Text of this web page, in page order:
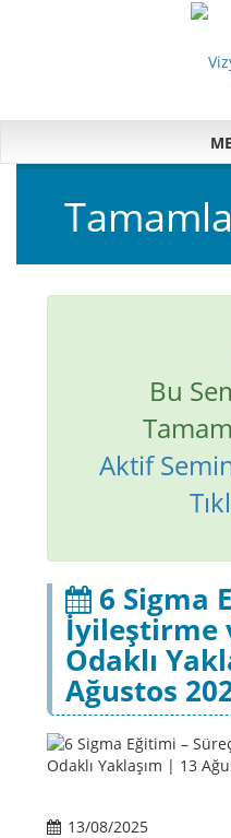
Bu
Aktif
6 Sigma
İyileştirme
Odaklı
Ağustos
13/08/2025